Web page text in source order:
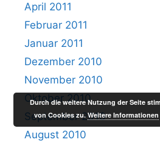
April 2011
Februar 2011
Januar 2011
Dezember 2010
November 2010
Oktober 2010
September 2010
August 2010
Durch die weitere Nutzung der Seite
von Cookies zu.Weitere Informationen